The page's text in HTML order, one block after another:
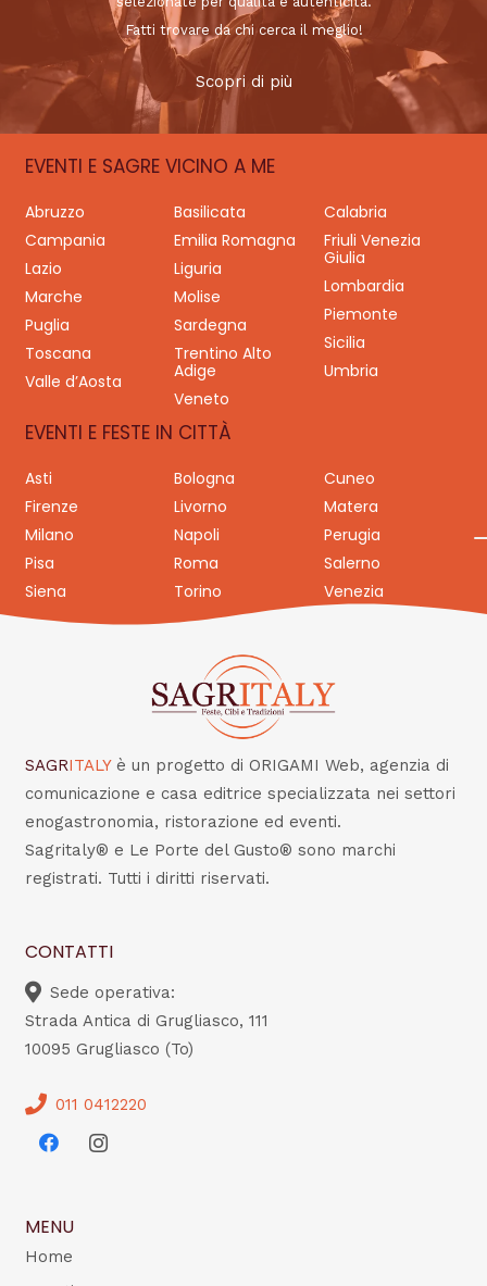
Fatti trovare da chi cerca il meglio!
Scopri di più
EVENTI E SAGRE VICINO A ME
Abruzzo Basilicata
Calabria
Campania
Emilia Romagna
Friuli Venezia
Giulia
Lazio
Liguria
Lombardia
Marche
Molise
Piemonte
Puglia
Sardegna
Sicilia
Toscana
Trentino Alto
Adige
Umbria
Valle d’Aosta
Veneto
EVENTI E FESTE IN CITTÀ
Asti Bologna
Cuneo
Firenze
Livorno
Matera
Milano
Napoli
Perugia
Pisa
Roma
Salerno
Siena
Torino Venezia
SAGRITALY è un progetto di ORIGAMI Web, agenzia di
comunicazione e casa editrice specializzata nei settori
enogastronomia, ristorazione ed eventi.
Sagritaly® e Le Porte del Gusto® sono marchi
registrati. Tutti i diritti riservati.
CONTATTI
Sede operativa:
Strada Antica di Grugliasco, 111
10095 Grugliasco (To)
011 0412220
MENU
Home